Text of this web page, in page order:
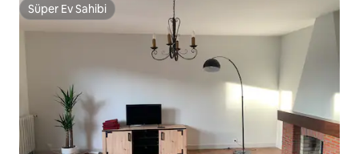
Süper Ev Sahibi
Süper Ev Sahibi